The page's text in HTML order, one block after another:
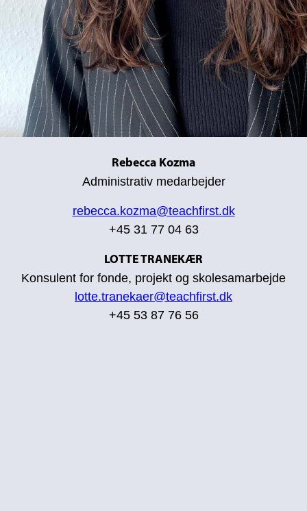
Rebecca Kozma
Administrativ medarbejder
rebecca.kozma@teachfirst.dk
+45 31 77 04 63
LOTTE TRANEKÆR
Konsulent for fonde, projekt og skolesamarbejde
lotte.tranekaer@teachfirst.dk
+45 53 87 76 56